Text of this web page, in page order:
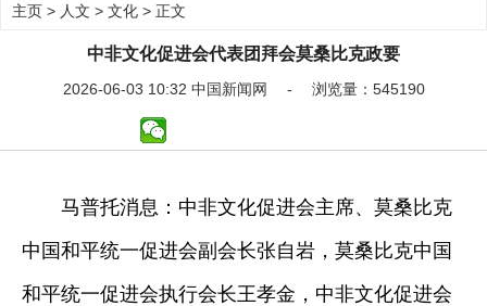
主页 > 人文 > 文化 > 正文
中非文化促进会代表团拜会莫桑比克政要
2026-06-03 10:32 中国新闻网 - 浏览量：545190
马普托消息：中非文化促进会主席、莫桑比克
中国和平统一促进会副会长张自岩，莫桑比克中国
和平统一促进会执行会长王孝金，中非文化促进会